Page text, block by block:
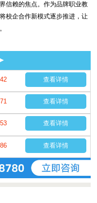
信赖的焦点。作为品牌职业教
校企合作新模式逐步推进，让
查看详情
查看详情
查看详情
查看详情